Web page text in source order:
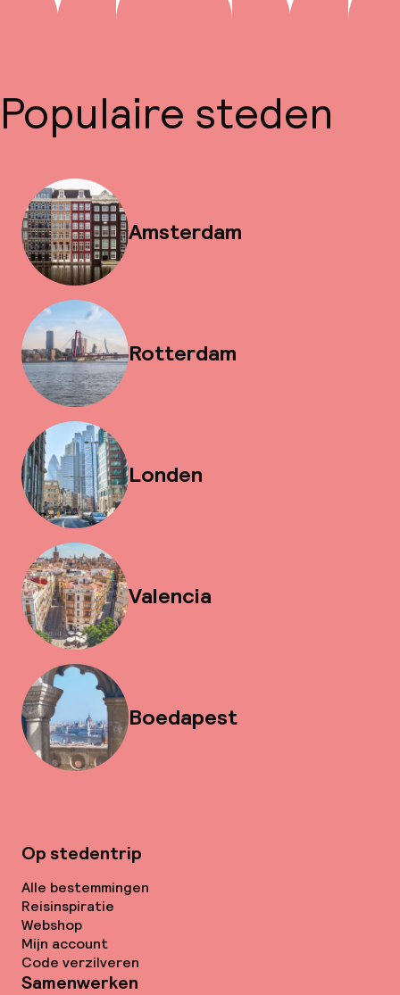
Populaire steden
Amsterdam
Rotterdam
Londen
Valencia
Boedapest
Op stedentrip
Alle bestemmingen
Reisinspiratie
Webshop
Mijn account
Code verzilveren
Samenwerken